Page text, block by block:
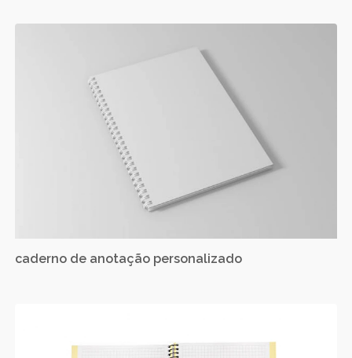
caderno de anotação personalizado